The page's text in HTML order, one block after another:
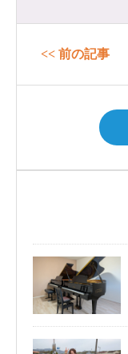
<< 前の記事